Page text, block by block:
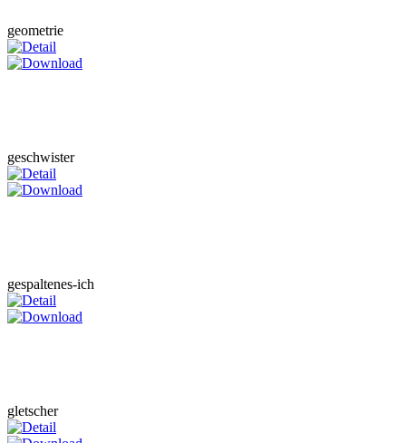
geometrie
geschwister
gespaltenes-ich
gletscher